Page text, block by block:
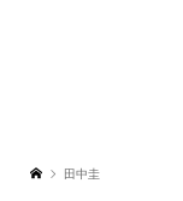
田中圭